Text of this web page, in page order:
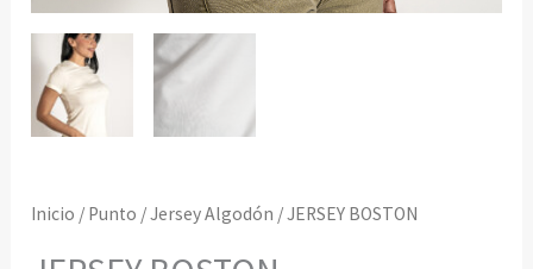
Inicio / Punto /Jersey Algodón / JERSEY BOSTON